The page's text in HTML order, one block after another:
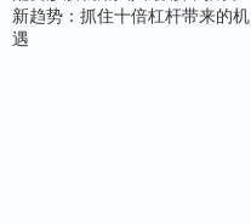
新趋势：抓住十倍杠杆带来的机
遇